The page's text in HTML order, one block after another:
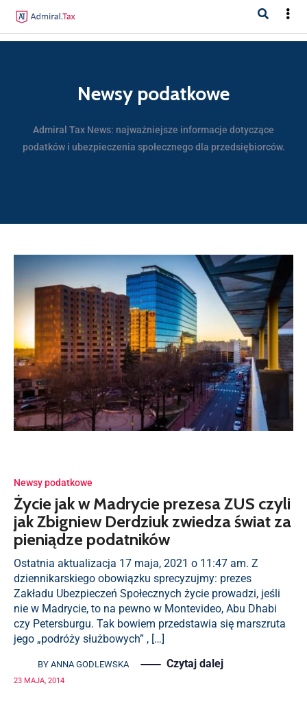
Newsy podatkowe
Admiral Tax News: najważniejsze informacje dotyczące
podatków i ubezpieczenia społecznego dla przedsiębiorców.
Newsy podatkowe
Życie jak w Madrycie prezesa ZUS czyli
jak Zbigniew Derdziuk zwiedza świat za
pieniądze podatników
Ostatnia aktualizacja 17 maja, 2021 o 11:47 am. Z
dziennikarskiego obowiązku sprecyzujmy: prezes
Zakładu Ubezpieczeń Społecznych życie prowadzi, jeśli
nie w Madrycie, to na pewno w Montevideo, Abu Dhabi
czy Petersburgu. Tak bowiem przedstawia się marszruta
jego „podróży służbowych” , […]
BY ANNA GODLEWSKA Czytaj dalej
23 MAJA, 2014